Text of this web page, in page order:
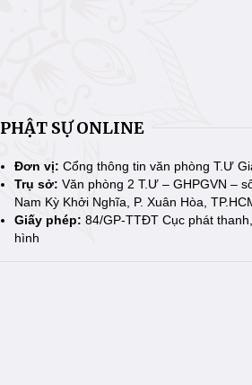
PHẬT SỰ ONLINE
Đơn vị: Cổng thông tin văn phòng T.Ư
Trụ sở: Văn phòng 2 T.Ư – GHPGVN –
Nam Kỳ Khởi Nghĩa, P. Xuân Hòa,
Giấy phép: 84/GP-TTĐT Cục phát
hình